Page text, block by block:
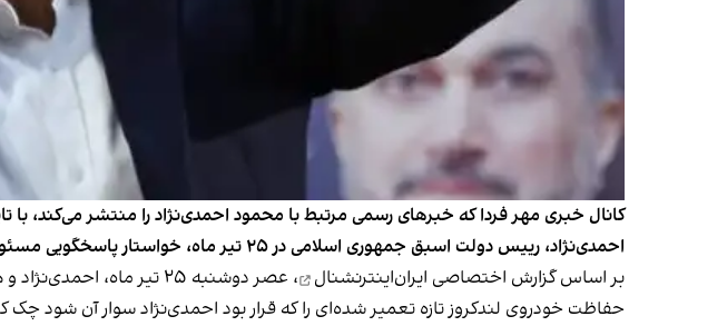
کانال خبری مهر فردا که خبرهای رسمی مرتبط با محمود احمدی‌نژاد را منتشر می‌کند، با
احمدی‌نژاد، رییس دولت اسبق جمهوری اسلامی در ۲۵ تیر ماه، خواستار پاسخگویی مسئولان به این موضوع شد.
بر اساسگزارش اختصاصی ایران‌اینترنشنال
، عصر دوشنبه ۲۵ تیر
حفاظت خودروی لندکروز تازه تعمیر شده‌ای را که قرار بود احمدی‌نژاد سوار آن شود